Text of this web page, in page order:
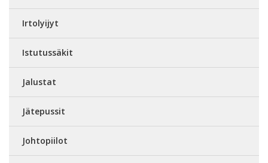
Irtolyijyt
Istutussäkit
Jalustat
Jätepussit
Johtopiilot